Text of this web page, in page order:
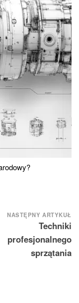
NASTĘPNY ARTYKUŁ
Techniki
profesjonalnego
sprzątania